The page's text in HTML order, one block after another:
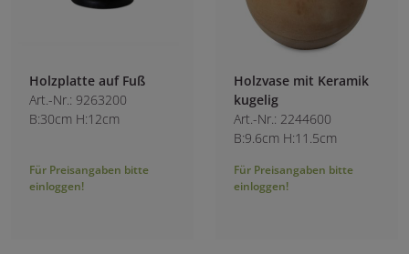
Holzplatte auf Fuß
Art.-Nr.: 9263200
B:30cm H:12cm
Für Preisangaben bitte
einloggen!
Holzvase mit Keramik
kugelig
Art.-Nr.: 2244600
B:9.6cm H:11.5cm
Für Preisangaben bitte
einloggen!